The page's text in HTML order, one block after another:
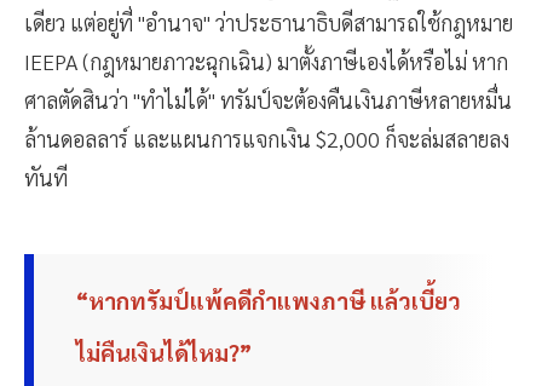
เดียว แต่อยู่ที่ "อำนาจ" ว่าประธานาธิบดีสามารถใช้กฎหมาย
IEEPA (กฎหมายภาวะฉุกเฉิน) มาตั้งภาษีเองได้หรือไม่ หาก
ศาลตัดสินว่า "ทำไม่ได้" ทรัมป์จะต้องคืนเงินภาษีหลายหมื่น
ล้านดอลลาร์ และแผนการแจกเงิน $2,000 ก็จะล่มสลายลง
ทันที
“หากทรัมป์แพ้คดีกำแพงภาษี แล้วเบี้ยว
ไม่คืนเงินได้ไหม?”